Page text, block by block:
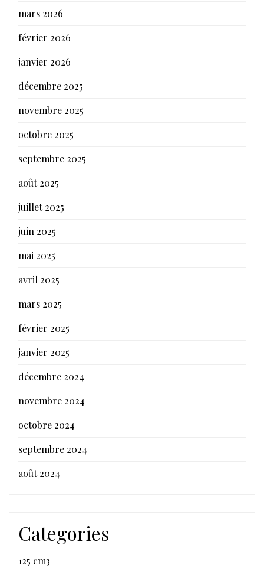
mars 2026
février 2026
janvier 2026
décembre 2025
novembre 2025
octobre 2025
septembre 2025
août 2025
juillet 2025
juin 2025
mai 2025
avril 2025
mars 2025
février 2025
janvier 2025
décembre 2024
novembre 2024
octobre 2024
septembre 2024
août 2024
Categories
125 cm3